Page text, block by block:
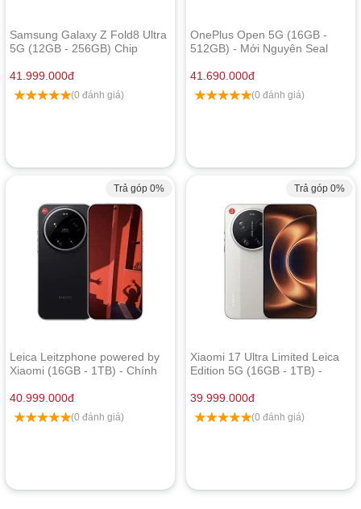
Samsung Galaxy Z Fold8 Ultra
5G (12GB - 256GB) Chip
41.999.000đ
(0 đánh giá)
OnePlus Open 5G (16GB -
512GB) - Mới Nguyên Seal
41.690.000đ
(0 đánh giá)
Trả góp 0%
Leica Leitzphone powered by
Xiaomi (16GB - 1TB) - Chính
40.999.000đ
(0 đánh giá)
Trả góp 0%
Xiaomi 17 Ultra Limited Leica
Edition 5G (16GB - 1TB) -
39.999.000đ
(0 đánh giá)